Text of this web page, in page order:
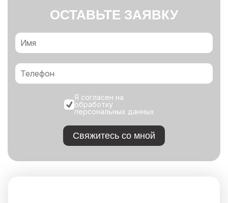
ОСТАВЬТЕ ЗАЯВКУ
Я согласен на
обработку
персональных данных
Свяжитесь со мной